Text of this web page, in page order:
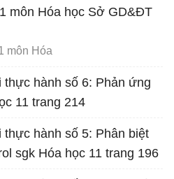
môn Hóa học Sở GD&ĐT
môn Hóa
thực hành số 6: Phản ứng
11 trang 214
thực hành số 5: Phân biệt
sgk Hóa học 11 trang 196